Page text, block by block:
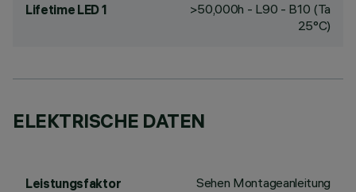
Lifetime LED 1
>50,000h - L90 - B10 (Ta
25°C)
ELEKTRISCHE DATEN
Leistungsfaktor Sehen Montageanleitung